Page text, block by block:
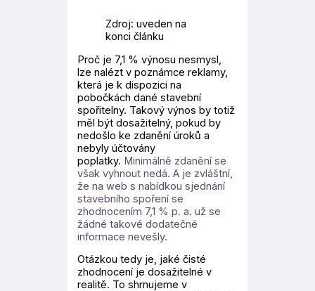
Zdroj: uveden na
konci článku
Proč je 7,1 % výnosu nesmysl,
lze nalézt v poznámce reklamy,
která je k dispozici na
pobočkách dané stavební
spořitelny. Takový výnos by totiž
měl být dosažitelný, pokud by
nedošlo ke zdanění úroků a
nebyly účtovány
poplatky. Minimálně zdanění se
však vyhnout nedá. A je zvláštní,
že na web s nabídkou sjednání
stavebního spoření se
zhodnocením 7,1 % p. a. už se
žádné takové dodatečné
informace nevešly.
Otázkou tedy je, jaké čisté
zhodnocení je dosažitelné v
realitě. To shrnujeme v